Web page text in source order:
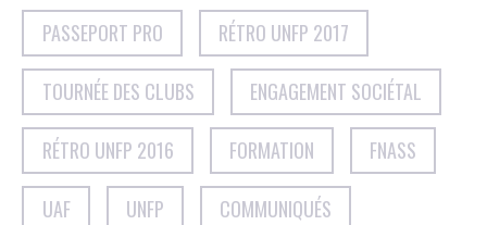
PASSEPORT PRO RÉTRO UNFP 2017
TOURNÉE DES CLUBS ENGAGEMENT SOCIÉTAL
RÉTRO UNFP 2016 FORMATION FNASS
UAF UNFP COMMUNIQUÉS